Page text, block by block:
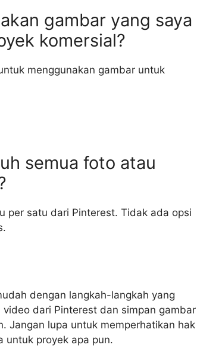
gambar yang saya
komersial?
menggunakan gambar untuk
semua foto atau
per satu dari Pinterest. Tidak ada opsi
dengan langkah-langkah yang
dari Pinterest dan simpan gambar
Jangan lupa untuk memperhatikan hak
untuk proyek apa pun.